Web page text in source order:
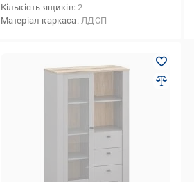
Кількість ящиків 2
Матеріал каркаса ЛДСП